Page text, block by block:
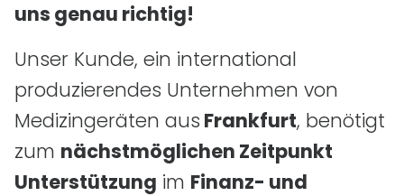
uns genau richtig!
Unser Kunde, ein international
produzierendes Unternehmen von
Medizingeräten aus Frankfurt, benötigt
zum nächstmöglichen Zeitpunkt
Unterstützung im Finanz- und